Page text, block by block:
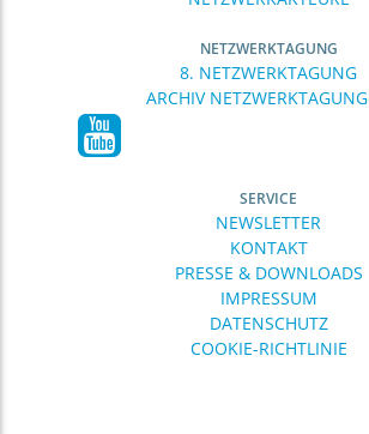
NETZWERKTAGUNG
8. NETZWERKTAGUNG
ARCHIV
SERVICE
NEWSLETTER
KONTAKT
PRESSE & DOWNLOADS
IMPRESSUM
DATENSCHUTZ
COOKIE-RICHTLINIE